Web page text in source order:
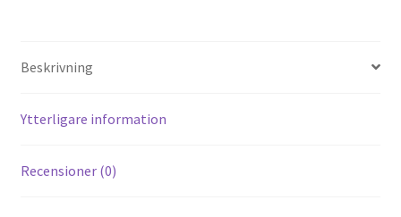
es
t
di
t
k
Beskrivning
Ytterligare information
Recensioner (0)